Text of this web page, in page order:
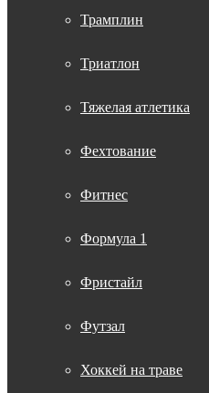
Трамплин
Триатлон
Тяжелая атлетика
Фехтование
Фитнес
Формула 1
Фристайл
Футзал
Хоккей на траве